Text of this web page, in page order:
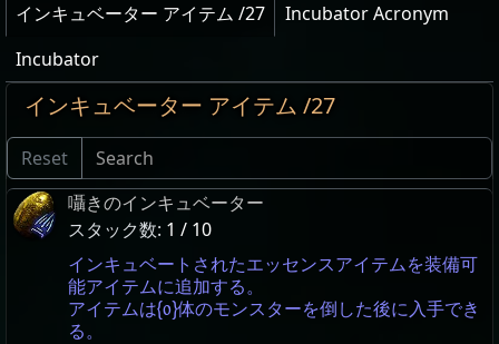
インキュベーター アイテム /27
Incubator Acronym
Incubator
インキュベーター アイテム /27
Reset
囁きのインキュベーター
スタック数: 1 / 10
インキュベートされたエッセンスアイテムを装備可
能アイテムに追加する。
アイテムは{0}体のモンスターを倒した後に入手でき
る。